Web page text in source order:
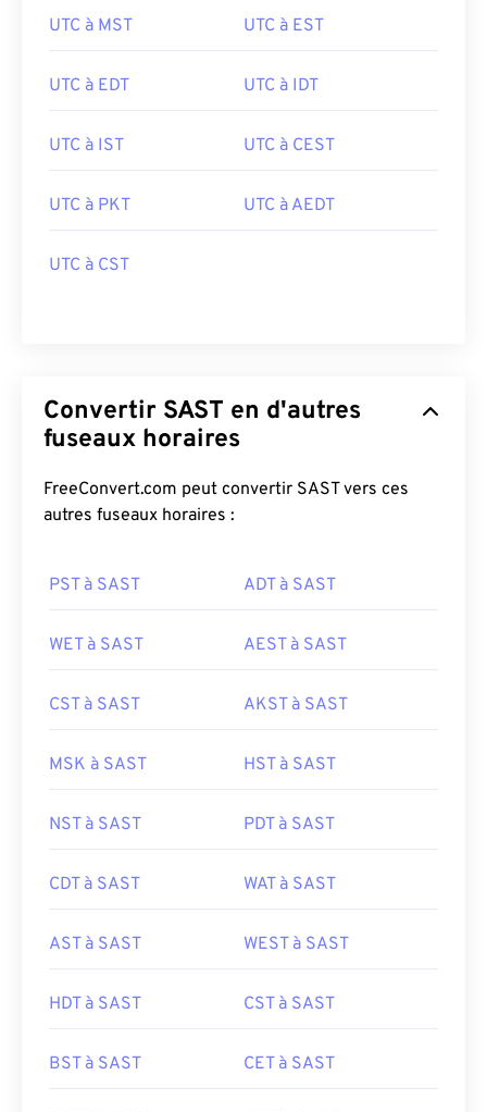
UTC à MST UTC à EST
UTC à EDT UTC à IDT
UTC à IST UTC à CEST
UTC à PKT UTC à AEDT
UTC à CST
Convertir SAST en d'autres
fuseaux horaires
FreeConvert.com peut convertir SAST vers ces
autres fuseaux horaires :
PST à SAST ADT à SAST
WET à SAST AEST à SAST
CST à SAST AKST à SAST
MSK à SAST HST à SAST
NST à SAST PDT à SAST
CDT à SAST WAT à SAST
AST à SAST WEST à SAST
HDT à SAST CST à SAST
BST à SAST CET à SAST